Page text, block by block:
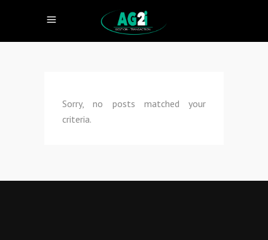
Sorry, no posts matched your
criteria.